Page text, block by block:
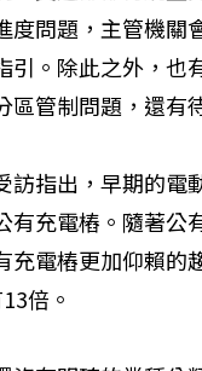
問題，主管機關
引。除此之外，也
區管制問題，還有
訪指出，早期的電
充電樁。隨著公
充電樁更加仰賴的
倍。